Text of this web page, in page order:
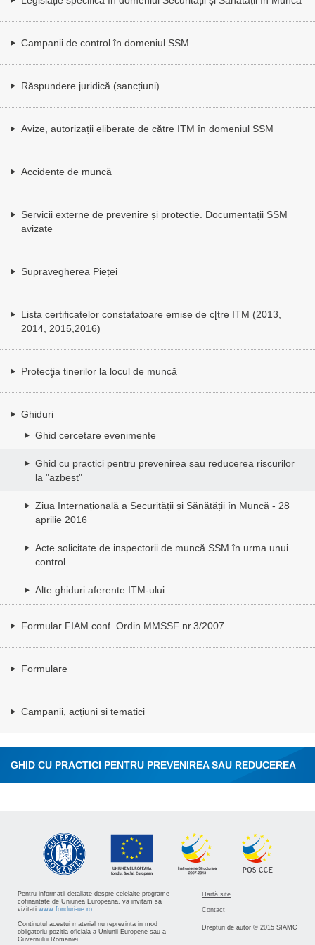
Campanii de control în domeniul SSM
Răspundere juridică (sancțiuni)
Avize, autorizații eliberate de către ITM în domeniul SSM
Accidente de muncă
Servicii externe de prevenire și protecție. Documentații SSM
avizate
Supravegherea Pieței
Lista certificatelor constatatoare emise de c[tre ITM (2013,
2014, 2015,2016)
Protecţia tinerilor la locul de muncă
Ghiduri
Ghid cercetare evenimente
Ghid cu practici pentru prevenirea sau reducerea riscurilor
la "azbest"
Ziua Internațională a Securității și Sănătății în Muncă - 28
aprilie 2016
Acte solicitate de inspectorii de muncă SSM în urma unui
control
Alte ghiduri aferente ITM-ului
Formular FIAM conf. Ordin MMSSF nr.3/2007
Formulare
Campanii, acțiuni și tematici
GHID CU PRACTICI PENTRU PREVENIREA SAU REDUCEREA
Pentru informatii detaliate despre celelalte programe
cofinantate de Uniunea Europeana, va invitam sa
vizitati www.fonduri-ue.ro
Continutul acestui material nu reprezinta in mod
obligatoriu pozitia oficiala a Uniunii Europene sau a
Guvernului Romaniei.
Hartă site
Contact
Drepturi de autor © 2015 SIAMC